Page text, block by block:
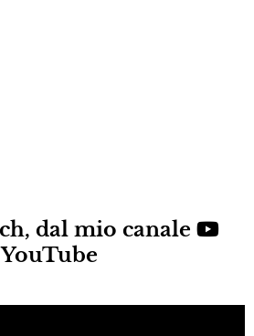
dal mio canale
YouTube